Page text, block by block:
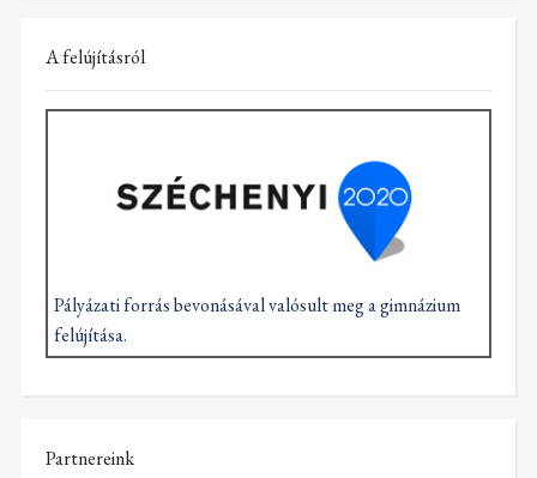
A felújításról
Pályázati forrás bevonásával valósult meg a gimnázium
felújítása.
Partnereink